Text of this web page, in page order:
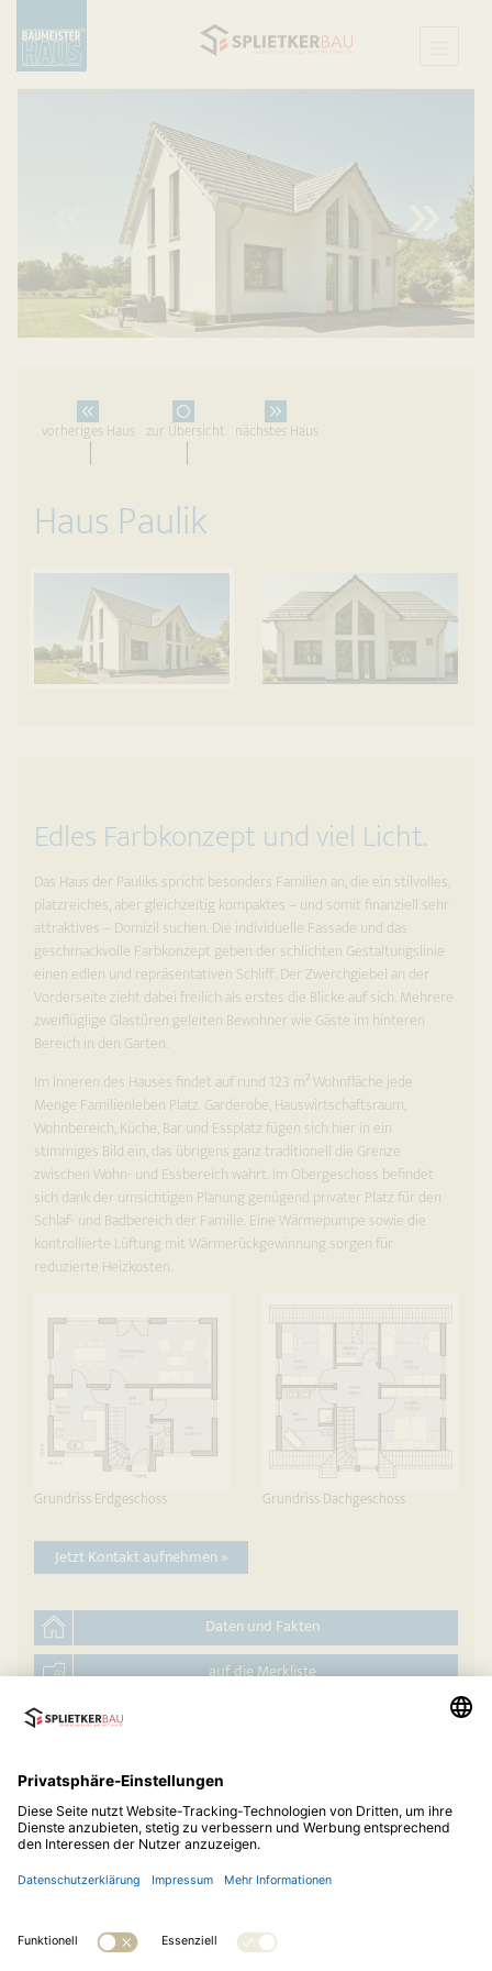
Haus Paulik
Edles Farbkonzept und viel Licht.
Das Haus der Pauliks spricht besonders Familien an, die ein stilvolles,
platzreiches, aber gleichzeitig kompaktes – und somit finanziell sehr
attraktives – Domizil suchen. Die individuelle Fassade und das
geschmackvolle Farbkonzept geben der schlichten Gestaltungslinie
einen edlen und repräsentativen Schliff. Der Zwerchgiebel an der
Vorderseite zieht dabei freilich als erstes die Blicke auf sich. Mehrere
zweiflüglige Glastüren geleiten Bewohner wie Gäste im hinteren
Bereich in den Garten.
Im Inneren des Hauses findet auf rund 123 m² Wohnfläche jede
Menge Familienleben Platz. Garderobe, Hauswirtschaftsraum,
Wohnbereich, Küche, Bar und Essplatz fügen sich hier in ein
stimmiges Bild ein, das übrigens ganz traditionell die Grenze
zwischen Wohn- und Essbereich wahrt. Im Obergeschoss befindet
sich dank der umsichtigen Planung genügend privater Platz für den
Schlaf- und Badbereich der Familie. Eine Wärmepumpe sowie die
kontrollierte Lüftung mit Wärmerückgewinnung sorgen für
reduzierte Heizkosten.
Grundriss Erdgeschoss Grundriss Dachgeschoss
Jetzt Kontakt aufnehmen »
Daten und Fakten
auf die Merkliste
© 2026Splietker Bau GmbH & Co. KG
05242 93122-11